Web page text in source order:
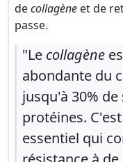
decollagène et de
passe.
"Le collagène
abondante du
jusqu'à 30%
protéines.
essentiel qui